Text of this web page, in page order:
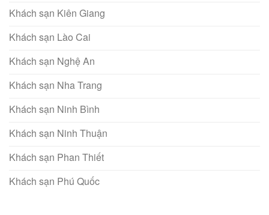
Khách sạn Kiên Giang
Khách sạn Lào Cai
Khách sạn Nghệ An
Khách sạn Nha Trang
Khách sạn Ninh Bình
Khách sạn Ninh Thuận
Khách sạn Phan Thiết
Khách sạn Phú Quốc